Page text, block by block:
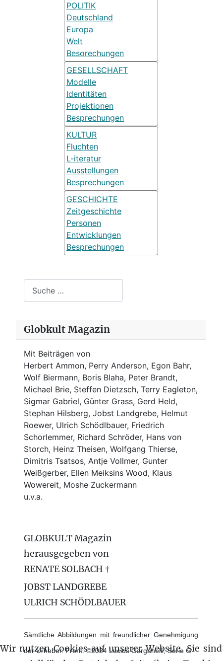
POLITIK
Deutschland
Europa
Welt
Besorechungen
GESELLSCHAFT
Modelle
Identitäten
Projektionen
Besprechungen
KULTUR
Fluchten
L-iteratur
Ausstellungen
Besprechungen
GESCHICHTE
Zeitgeschichte
Personen
Entwicklungen
Besprechungen
Globkult Magazin
Mit Beiträgen von
Herbert Ammon, Perry Anderson, Egon Bahr,
Wolf Biermann, Boris Blaha, Peter Brandt,
Michael Brie, Steffen Dietzsch, Terry Eagleton,
Sigmar Gabriel, Günter Grass, Gerd Held,
Stephan Hilsberg, Jobst Landgrebe, Helmut
Roewer, Ulrich Schödlbauer, Friedrich
Schorlemmer, Richard Schröder, Hans von
Storch, Heinz Theisen, Wolfgang Thierse,
Dimitris Tsatsos, Antje Vollmer, Gunter
Weißgerber, Ellen Meiksins Wood, Klaus
Wowereit, Moshe Zuckermann
u.v.a.
GLOBKULT Magazin
herausgegeben von
RENATE SOLBACH †
JOBST LANDGREBE
ULRICH SCHÖDLBAUER
Sämtliche Abbildungen mit freundlicher Genehmigung
der Urheber. Front: ©2024 Lucius Garganelli, Serie G
Wir nutzen Cookies auf unserer Website. Sie sind